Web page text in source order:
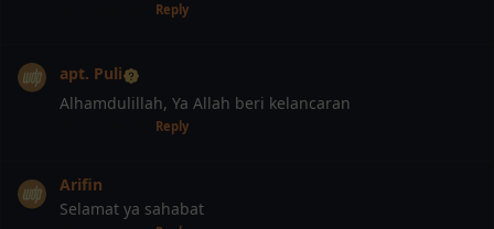
Reply
apt. Puli
Alhamdulillah, Ya Allah beri kelancaran
Reply
Arifin
Selamat ya sahabat